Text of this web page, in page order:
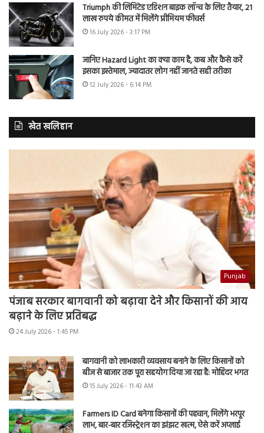
Triumph की लिमिटेड एडिशन बाइक लॉन्च के लिए तैयार, 21
लाख रुपये कीमत में मिलेंगे प्रीमियम फीचर्स
16 July 2026 - 3:17 PM
जानिए Hazard Light का क्या काम है, कब और कैसे करें
इसका इस्तेमाल, ज्यादातर लोग नहीं जानते सही तरीका
12 July 2026 - 6:14 PM
खेत खलिहान
Punjab
पंजाब सरकार बागवानी को बढ़ावा देने और किसानों की आय
बढ़ाने के लिए प्रतिबद्ध
24 July 2026 - 1:45 PM
बागवानी को लाभकारी व्यवसाय बनाने के लिए किसानों को
बीज से बाजार तक पूरा सहयोग दिया जा रहा है: मोहिंदर भगत
15 July 2026 - 11:43 AM
Farmers ID Card बनेगा किसानों की पहचान, मिलेंगे भरपूर
लाभ, बार-बार रजिस्ट्रेशन का झंझट खत्म, ऐसे करें अप्लाई